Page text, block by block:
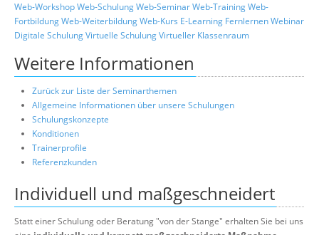
Web-WorkshopWeb-SchulungWeb-SeminarWeb-TrainingWeb-
FortbildungWeb-WeiterbildungWeb-Kurs E-Learning FernlernenWebinar
Digitale SchulungVirtuelle SchulungVirtueller Klassenraum
Weitere Informationen
Zurück zur Liste der Seminarthemen
Allgemeine Informationen über unsere Schulungen
Schulungskonzepte
Konditionen
Trainerprofile
Referenzkunden
Individuell und maßgeschneidert
Statt einer Schulung oder Beratung "von der Stange" erhalten Sie bei uns